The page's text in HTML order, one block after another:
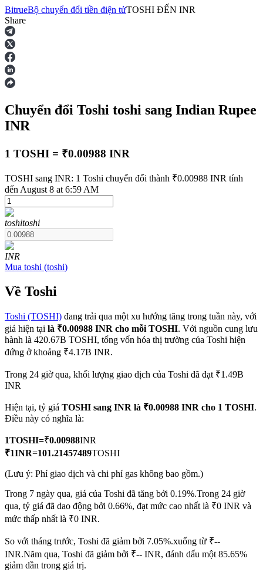
Hợp đồng tương lai
USDT Futures
Futures sử dụng USDT làm tài sản thế chấp
COIN-M Futures
Futures sử dụng token làm tài sản thế chấp
TradFi
USDC Futures vĩnh cửu
Futures sử dụng USDC làm tài sản thế chấp
BitrueBộ chuyển đổi tiền điện tửTOSHI ĐẾN INR
Share
Chuyển đổi Toshi toshi sang Indian Rupee
INR
1 TOSHI = ₹0.00988 INR
TOSHI sang INR: 1 Toshi chuyển đổi thành ₹0.00988 INR tính
đến August 8 at 6:59 AM
toshitoshi
INR
Mua toshi (toshi)
Về Toshi
Toshi (TOSHI) đang trải qua một xu hướng tăng trong tuần này, với
giá hiện tại là ₹0.00988 INR cho mỗi TOSHI. Với nguồn cung lưu
hành là 420.67B TOSHI, tổng vốn hóa thị trường của Toshi hiện
đứng ở khoảng ₹4.17B INR.
Trong 24 giờ qua, khối lượng giao dịch của Toshi đã đạt ₹1.49B
INR
Hiện tại, tỷ giá TOSHI sang INR là ₹0.00988 INR cho 1 TOSHI.
Điều này có nghĩa là:
1TOSHI=₹0.00988INR
₹1INR=101.21457489TOSHI
(Lưu ý: Phí giao dịch và chi phí gas không bao gồm.)
Trong 7 ngày qua, giá của Toshi đã tăng bởi 0.19%.Trong 24 giờ
qua, tỷ giá đã dao động bởi 0.66%, đạt mức cao nhất là ₹0 INR và
mức thấp nhất là ₹0 INR.
So với tháng trước, Toshi đã giảm bởi 7.05%.xuống từ ₹--
INR.Năm qua, Toshi đã giảm bởi ₹-- INR, đánh dấu một 85.65%
giảm dần trong giá trị.